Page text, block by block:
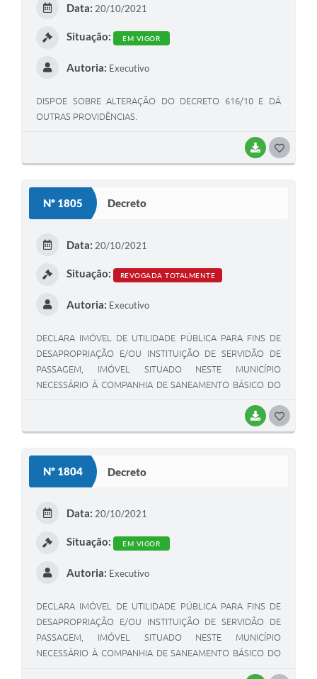
BAIXAR
Data: 20/10/2021
Situação: EM VIGOR
Autoria: Executivo
DISPOE SOBRE ALTERAÇÃO DO DECRETO 616/10 E DÁ
OUTRAS PROVIDÊNCIAS.
Nº 1805 Decreto
BAIXAR
Data: 20/10/2021
Situação: REVOGADA TOTALMENTE
Autoria: Executivo
DECLARA IMÓVEL DE UTILIDADE PÚBLICA PARA FINS DE
DESAPROPRIAÇÃO E/OU INSTITUIÇÃO DE SERVIDÃO DE
PASSAGEM, IMÓVEL SITUADO NESTE MUNICÍPIO
NECESSÁRIO À COMPANHIA DE SANEAMENTO BÁSICO DO
Nº 1804 Decreto
Data: 20/10/2021
Situação: EM VIGOR
Autoria: Executivo
DECLARA IMÓVEL DE UTILIDADE PÚBLICA PARA FINS DE
DESAPROPRIAÇÃO E/OU INSTITUIÇÃO DE SERVIDÃO DE
PASSAGEM, IMÓVEL SITUADO NESTE MUNICÍPIO
NECESSÁRIO À COMPANHIA DE SANEAMENTO BÁSICO DO